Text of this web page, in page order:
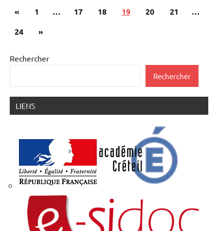
Non
Pagination
des
«Publications
1 … 17 18 19 20 21
…
24
Articles
»
Rechercher
Rechercher
LIENS